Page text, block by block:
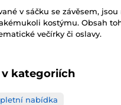
v sáčku se závěsem,
kostýmu. Obsah
večírky či oslavy.
v kategoriích
nabídka